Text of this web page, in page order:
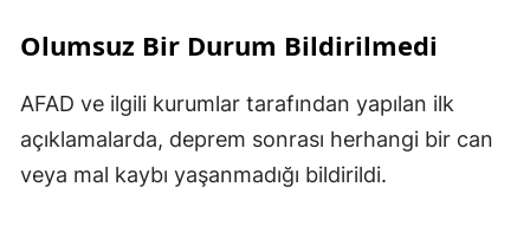
Olumsuz Bir Durum Bildirilmedi
AFAD ve ilgili kurumlar tarafından yapılan ilk
açıklamalarda, deprem sonrası herhangi bir can
veya mal kaybı yaşanmadığı bildirildi.